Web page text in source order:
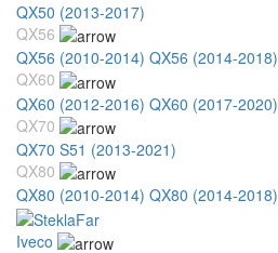
QX50 (2013-2017)
QX56
QX56 (2010-2014) QX56 (2014-2018)
QX60
QX60 (2012-2016) QX60 (2017-2020)
QX70
QX70 S51 (2013-2021)
QX80
QX80 (2010-2014) QX80 (2014-2018)
Iveco